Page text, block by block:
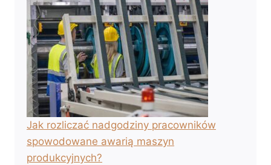
Jak rozliczać nadgodziny pracowników
spowodowane awarią maszyn
produkcyjnych?